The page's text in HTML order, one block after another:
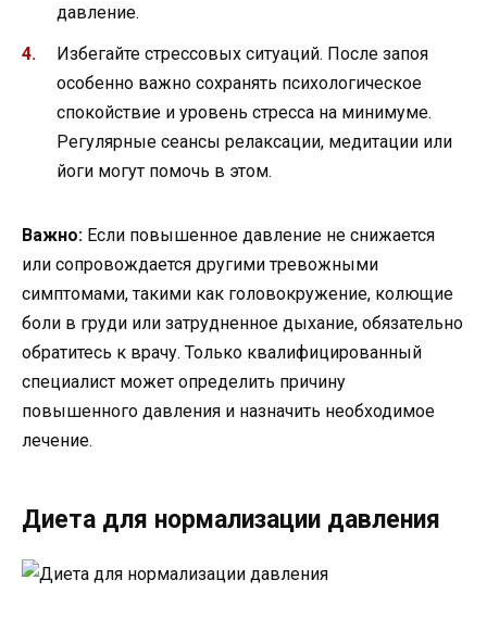
давление.
Избегайте стрессовых ситуаций. После запоя
особенно важно сохранять психологическое
спокойствие и уровень стресса на минимуме.
Регулярные сеансы релаксации, медитации или
йоги могут помочь в этом.
Важно: Если повышенное давление не снижается
или сопровождается другими тревожными
симптомами, такими как головокружение, колющие
боли в груди или затрудненное дыхание, обязательно
обратитесь к врачу. Только квалифицированный
специалист может определить причину
повышенного давления и назначить необходимое
лечение.
Диета для нормализации давления